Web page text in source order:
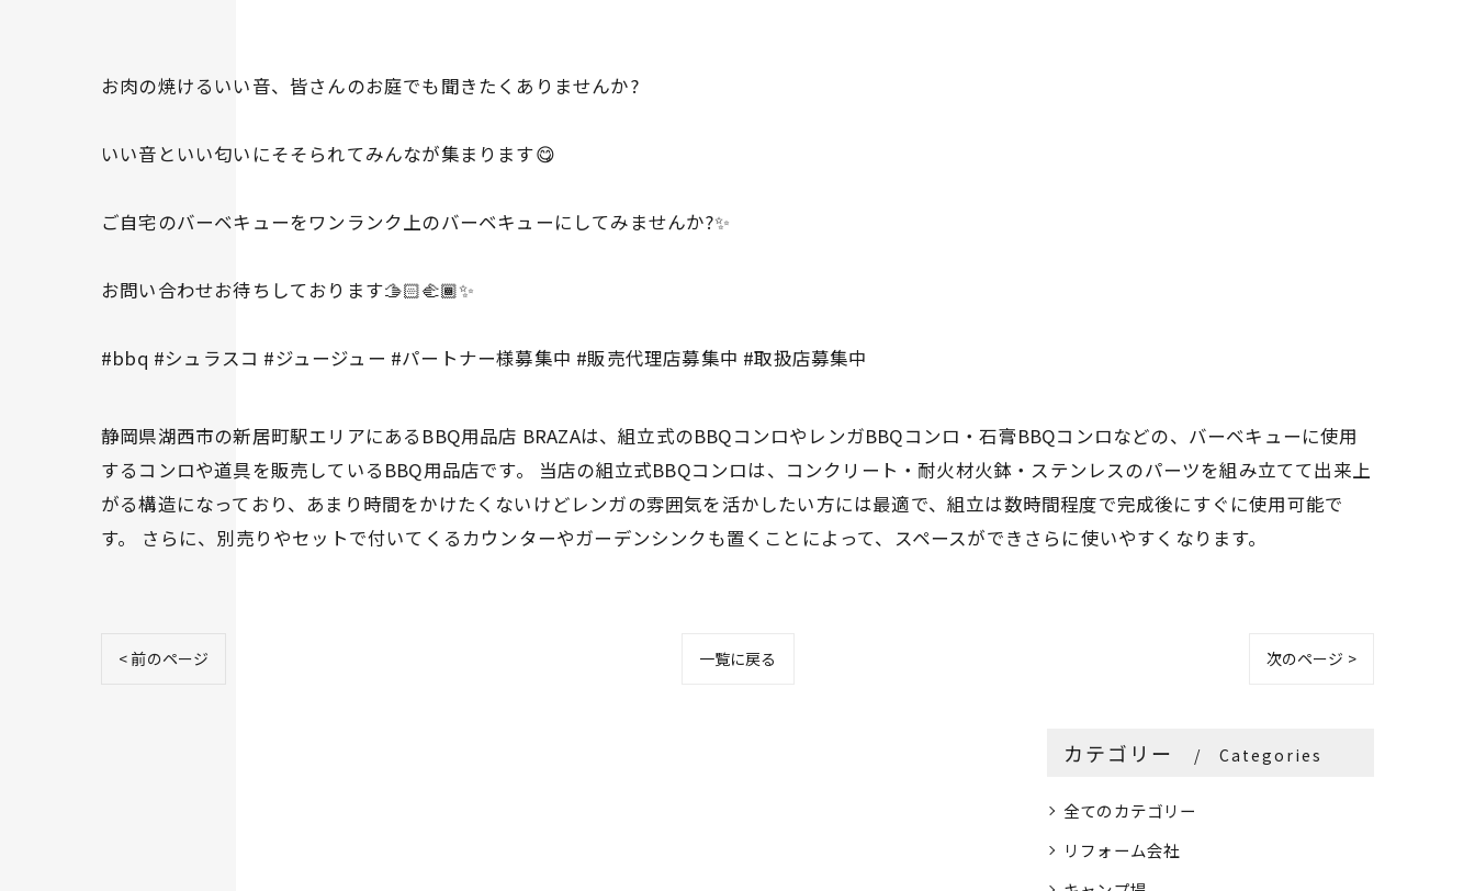
お肉の焼けるいい音、皆さんのお庭でも聞きたくありませんか?
いい音といい匂いにそそられてみんなが集まります😋
ご自宅のバーベキューをワンランク上のバーベキューにしてみませんか?✨
お問い合わせお待ちしております🫱🏻‍🫲🏾✨
#bbq #シュラスコ #ジュージュー #パートナー様募集中 #販売代理店募集中 #取扱店募集中
静岡県湖西市の新居町駅エリアにあるBBQ用品店 BRAZAは、組立式のBBQコンロやレンガBBQコンロ・石膏BBQコンロなどの、バーベキューに使用
するコンロや道具を販売しているBBQ用品店です。 当店の組立式BBQコンロは、コンクリート・耐火材火鉢・ステンレスのパーツを組み立てて出来上
がる構造になっており、あまり時間をかけたくないけどレンガの雰囲気を活かしたい方には最適で、組立は数時間程度で完成後にすぐに使用可能で
す。 さらに、別売りやセットで付いてくるカウンターやガーデンシンクも置くことによって、スペースができさらに使いやすくなります。
< 前のページ 一覧に戻る 次のページ >
カテゴリー Categories
全てのカテゴリー
リフォーム会社